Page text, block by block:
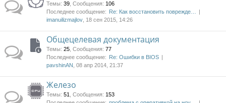
Темы: 39 Сообщения: 106
Последнее сообщение: Re: Как восстановить поврежде…
imanuilizmajlov , 18 сен 2015, 14:26
Общецелевая документация
Темы: 25 Сообщения: 77
Последнее сообщение: Re: Ошибки в BIOS
pavshinAN , 08 апр 2014, 21:37
Железо
Темы: 51 Сообщения: 153